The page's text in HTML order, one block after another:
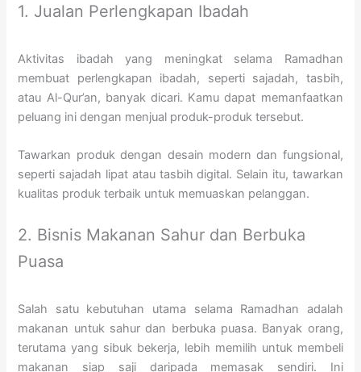
1. Jualan Perlengkapan Ibadah
Aktivitas ibadah yang meningkat selama Ramadhan
membuat perlengkapan ibadah, seperti sajadah, tasbih,
atau Al-Qur’an, banyak dicari. Kamu dapat memanfaatkan
peluang ini dengan menjual produk-produk tersebut.
Tawarkan produk dengan desain modern dan fungsional,
seperti sajadah lipat atau tasbih digital. Selain itu, tawarkan
kualitas produk terbaik untuk memuaskan pelanggan.
2. Bisnis Makanan Sahur dan Berbuka
Puasa
Salah satu kebutuhan utama selama Ramadhan adalah
makanan untuk sahur dan berbuka puasa. Banyak orang,
terutama yang sibuk bekerja, lebih memilih untuk membeli
makanan siap saji daripada memasak sendiri. Ini